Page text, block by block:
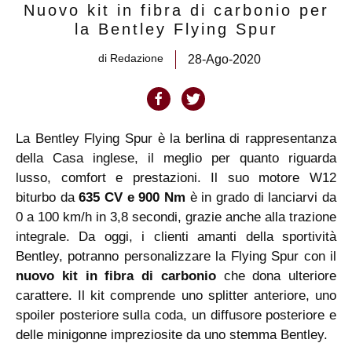
Nuovo kit in fibra di carbonio per
la Bentley Flying Spur
di Redazione 28-Ago-2020
La Bentley Flying Spur è la berlina di rappresentanza
della Casa inglese, il meglio per quanto riguarda
lusso, comfort e prestazioni. Il suo motore W12
biturbo da635 CV e 900 Nm è in grado di lanciarvi da
0 a 100 km/h in 3,8 secondi, grazie anche alla trazione
integrale. Da oggi, i clienti amanti della sportività
Bentley, potranno personalizzare la Flying Spur con il
nuovo kit in fibra di carbonioche dona ulteriore
carattere. Il kit comprende uno splitter anteriore, uno
spoiler posteriore sulla coda, un diffusore posteriore e
delle minigonne impreziosite da uno stemma Bentley.